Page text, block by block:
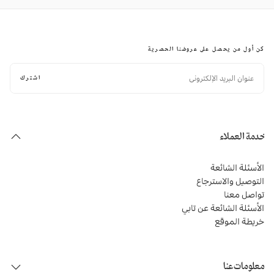
كن أول من يحصل على عروضنا الحصرية
الإلكتروني
اشترك
خدمة العملاء
الأسئلة الشائعة
التوصيل والاسترجاع
تواصل معنا
الأسئلة الشائعة عن تابي
خريطة الموقع
معلومات عنا